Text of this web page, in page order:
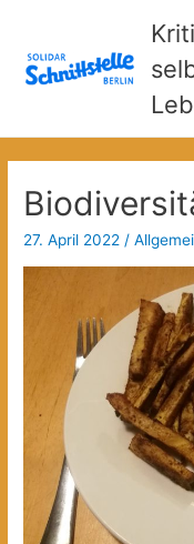
27. April 2022 /